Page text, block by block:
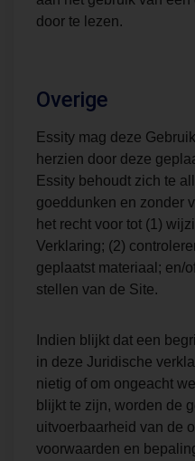
door te lezen.
Overige
Essity mag deze
herzien door deze
Essity behoudt zich te
goeddunken en zonder
het recht voor tot (1)
Verklaring; (2)
geplaatst materiaal; en/
stellen van de Site.
Indien blijkt dat een
in deze Juridische
nietig of om ongeacht
blijkt te zijn, worden de
uitvoerbaarheid van de
voorwaarden en